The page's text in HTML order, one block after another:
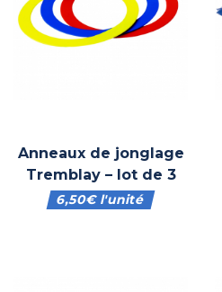
Anneaux de jonglage
Tremblay – lot de 3
6,50€l'unité